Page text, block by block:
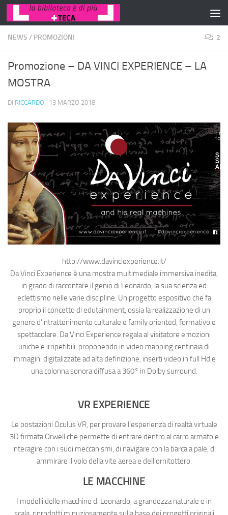
Salta al contenuto
NEWS / PROMOZIONI 2
Promozione – DA VINCI EXPERIENCE – LA
MOSTRA
DI RICCARDO · 13 MARZO 2018
http://www.davinciexperience.it/
Da Vinci Experience è una mostra multimediale immersiva inedita,
in grado di raccontare il genio di Leonardo, la sua scienza ed
eclettismo nelle varie discipline. Un progetto espositivo che fa
proprio il concetto di edutainment, ossia la realizzazione di un
genere d’intrattenimento culturale e family oriented, formativo e
spettacolare. Da Vinci Experience regala al visitatore emozioni
uniche e irripetibili, proponendo in video mapping centinaia di
immagini digitalizzate ad alta definizione, inserti video in full Hd e
una colonna sonora diffusa a 360° in Dolby surround.
VR EXPERIENCE
Le postazioni Oculus VR, per provare l’esperienza di realtà virtuale
3D firmata Orwell che permette di entrare dentro al carro armato e
interagire con i suoi meccanismi, di navigare con la barca a pale, di
ammirare il volo della vite aerea e dell’ornitottero.
LE MACCHINE
I modelli delle macchine di Leonardo, a grandezza naturale e in